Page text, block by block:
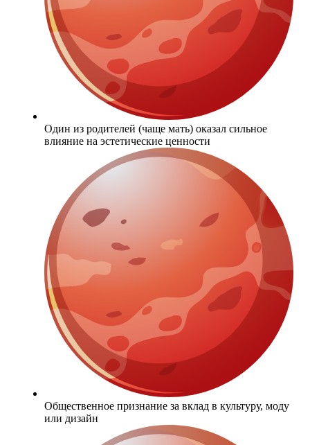
Один из родителей (чаще мать) оказал сильное
влияние на эстетические ценности
Общественное признание за вклад в культуру, моду
или дизайн